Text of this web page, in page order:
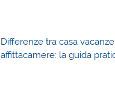
Differenze tra casa
affittacamere: la guida